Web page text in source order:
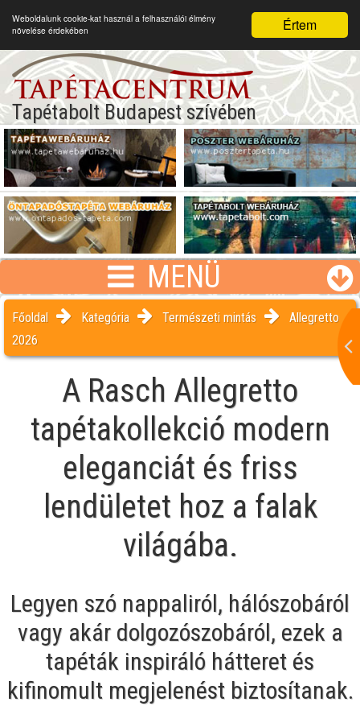
Értem
Weboldalunk cookie-kat használ a felhasználói élmény
növelése érdekében
Tapétabolt Budapest szívében
MENÜ
Főoldal Kategória Természeti mintás
Allegretto
2026
A Rasch Allegretto
tapétakollekció modern
eleganciát és friss
lendületet hoz a falak
világába.
Legyen szó nappaliról, hálószobáról
vagy akár dolgozószobáról, ezek a
tapéták inspiráló hátteret és
kifinomult megjelenést biztosítanak.